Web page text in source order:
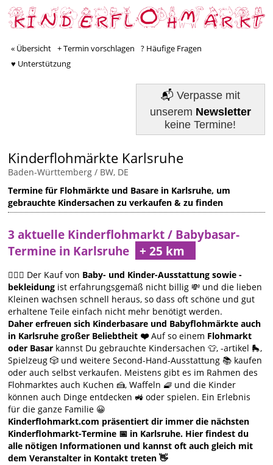
« Übersicht + Termin vorschlagen
? Häufige Fragen
♥ Unterstützung
📬 Verpasse mit
unserem Newsletter
keine Termine!
Kinderflohmärkte Karlsruhe
Baden-Württemberg / BW, DE
Termine für Flohmärkte und Basare in Karlsruhe, um
gebrauchte Kindersachen zu verkaufen & zu finden
3 aktuelle Kinderflohmarkt / Babybasar-
Termine in Karlsruhe
🙋🏻‍♀️ Der Kauf von Baby- und Kinder-Ausstattung sowie -
bekleidung ist erfahrungsgemäß nicht billig 💸 und die lieben
Kleinen wachsen schnell heraus, so dass oft schöne und gut
erhaltene Teile einfach nicht mehr benötigt werden.
Daher erfreuen sich Kinderbasare und Babyflohmärkte auch
in Karlsruhe großer Beliebtheit ❤️Auf so einem Flohmarkt
oder Basar kannst Du gebrauchte Kindersachen 👕, -artikel 🛼,
Spielzeug 🎲 und weitere Second-Hand-Ausstattung 📚 kaufen
oder auch selbst verkaufen. Meistens gibt es im Rahmen des
Flohmarktes auch Kuchen 🍰, Waffeln 🧇 und die Kinder
können auch Dinge entdecken 🚜 oder spielen. Ein Erlebnis
für die ganze Familie 😀
Kinderflohmarkt.com präsentiert dir immer die nächsten
Kinderflohmarkt-Termine 📅 in Karlsruhe. Hier findest du
alle nötigen Informationen und kannst oft auch gleich mit
dem Veranstalter in Kontakt treten 👋